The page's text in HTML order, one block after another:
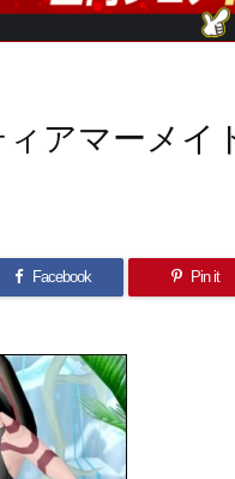
ィアマーメイ
Facebook Pin it